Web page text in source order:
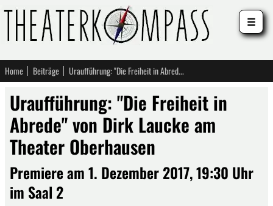
Home Beiträge Uraufführung: "Die Freiheit in Abrede" von Dirk Laucke am Theater Oberhausen
Uraufführung: "Die Freiheit in
Abrede" von Dirk Laucke am
Theater Oberhausen
Premiere am 1. Dezember 2017, 19:30 Uhr
im Saal 2
☰